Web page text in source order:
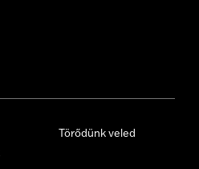
Törődünk veled